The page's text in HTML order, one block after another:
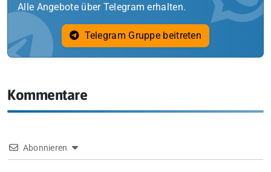
Alle Angebote über Telegram erhalten.
Telegram Gruppe beitreten
Kommentare
Abonnieren